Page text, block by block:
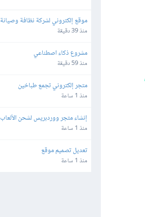
موقع إلكتروني لشركة نظافة وصيانة
منذ 39 دقيقة
مشروع ذكاء اصطناعي
منذ 59 دقيقة
متجر إلكتروني تجمع طباخين
منذ 1 ساعة
محفظة وتعدد طرق الدفع
منذ 1 ساعة
تعديل تصميم موقع
منذ 1 ساعة